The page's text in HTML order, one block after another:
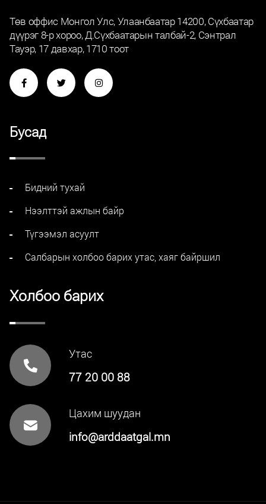
Төв оффис Монгол Улс, Улаанбаатар 14200, Сүхбаатар
дүүрэг 8-р хороо, Д.Сүхбаатарын талбай-2, Сэнтрал
Тауэр, 17 давхар, 1710 тоот
Бусад
Бидний тухай
Нээлттэй ажлын байр
Түгээмэл асуулт
Салбарын холбоо барих утас, хаяг байршил
Холбоо барих
Утас
77 20 00 88
Цахим шуудан
info@arddaatgal.mn